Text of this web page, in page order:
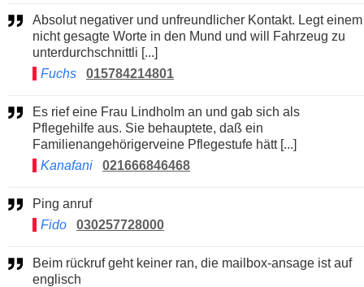
Absolut negativer und unfreundlicher Kontakt. Legt einem
nicht gesagte Worte in den Mund und will Fahrzeug zu
unterdurchschnittli [...]
Fuchs
015784214801
Es rief eine Frau Lindholm an und gab sich als
Pflegehilfe aus. Sie behauptete, daß ein
Familienangehörigerveine Pflegestufe hätt [...]
Kanafani
021666846468
Ping anruf
Fido
030257728000
Beim rückruf geht keiner ran, die mailbox-ansage ist auf
englisch